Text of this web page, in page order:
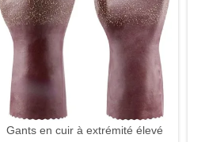
Gants en cuir à extrémité élevé